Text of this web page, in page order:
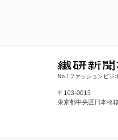
No.1ファッションビジ
〒103-0015
東京都中央区日本橋